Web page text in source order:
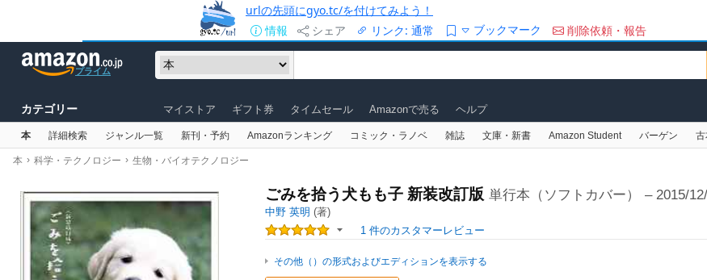
urlの先頭にgyo.tc/を付けてみよう！
情報
シェア リンク: 通常 ブックマーク 削除依頼・報告